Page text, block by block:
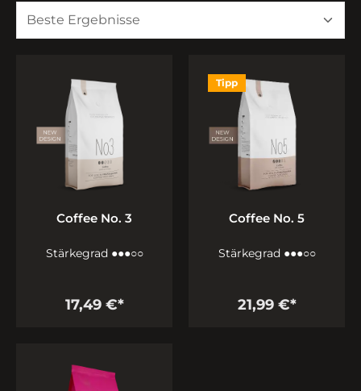
Coffee No. 3
Stärkegrad ●●●○○
17,49 €*
Tipp
Coffee No. 5
Stärkegrad ●●●○○
21,99 €*